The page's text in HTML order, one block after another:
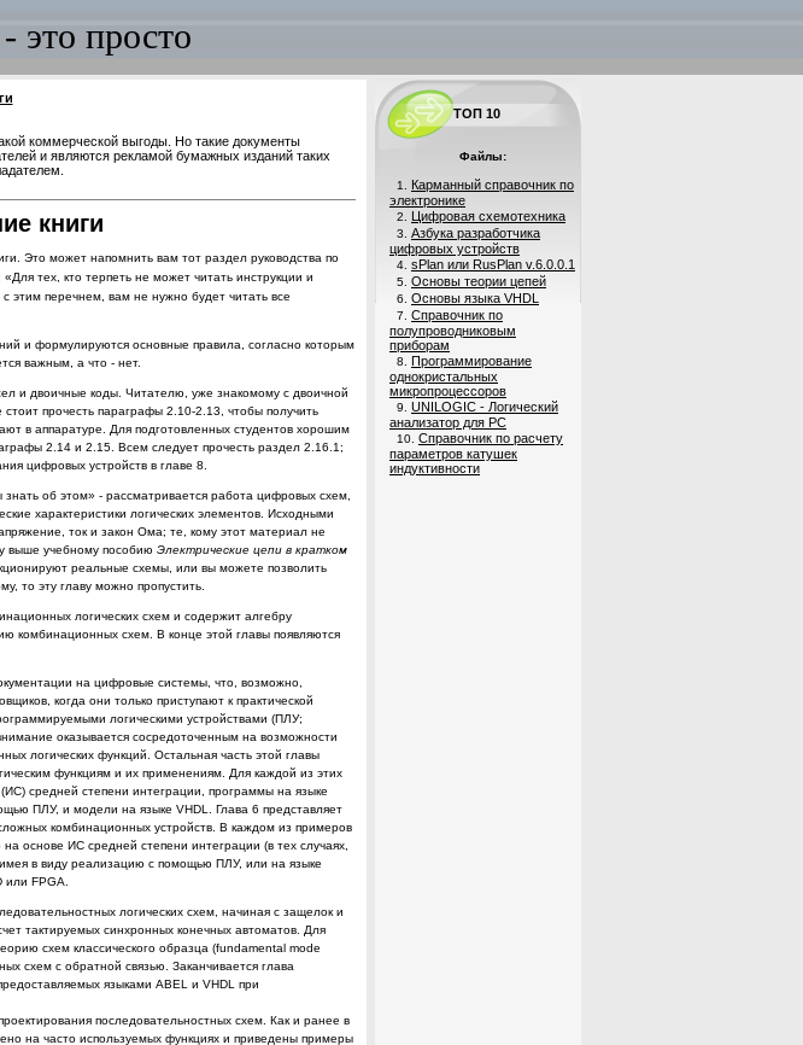
это просто
коммерческой выгоды. Но такие документы
и являются рекламой бумажных изданий таких
книги
Это может на­помнить вам тот раздел руководства по
тех, кто терпеть не может читать инструкции и
этим перечнем, вам не нужно будет читать все
и формулируются ос­новные правила, согласно которым
важным, а что - нет.
и двоичные коды. Читателю, уже знакомому с двоичной
прочесть параграфы 2.10-2.13, чтобы получить
в аппаратуре. Для подготовленных студентов хорошим
2.14 и 2.15. Всем следует прочесть раздел 2.16.1;
цифровых уст­ройств в главе 8.
об этом» - рассмат­ривается работа цифровых схем,
характеристики логических элементов. Исходными
ток и закон Ома; те, кому этот материал не
выше учебному пособию Электрические цепи в кратком
реальные схемы, или вы можете позволить
то эту главу можно пропустить.
логических схем и содержит алгебру
комбинационных схем. В конце этой главы появляются
на цифровые системы, что, возможно,
когда они только приступают к практической
логическими устройствами (ПЛУ;
оказыва­ется сосредоточенным на возможности
логических функций. Остальная часть этой главы
функциям и их приме­нениям. Для каждой из этих
средней степени интеграции, программы на языке
ПЛУ, и модели на языке VHDL
. Глава 6 представляет
комбинационных устройств. В каждом из примеров
на основе ИС средней степени интеграции (в тех случаях,
имея в виду реализацию с помощью ПЛУ, или на языке
или FPGA
логи­ческих схем, начиная с защелок и
тактируемых синхронных конечных автоматов. Для
схем классического об­разца (fundamental mode
схем с обратной связью. Заканчивается глава
языками ABEL и VHDL
при
последо­вательностных схем. Как и ранее в
на часто используемых функциях и приведены примеры
ТОП 10
Файлы:
1. Карманный справочник по
электронике
2. Цифровая схемотехника
3. Азбука разработчика
цифровых устройств
4. sPlan или RusPlan v.6.0.0.1
5. Основы теории цепей
6. Основы языка VHDL
7. Справочник по
полупроводниковым
приборам
8. Программирование
однокристальных
микропроцессоров
9. UNILOGIC - Логический
анализатор для PC
10. Справочник по расчету
параметров катушек
индуктивности